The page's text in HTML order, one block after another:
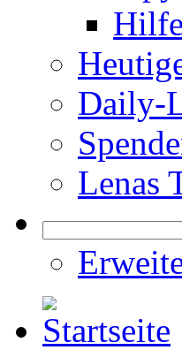
Hilfe
Daily-
Lenas